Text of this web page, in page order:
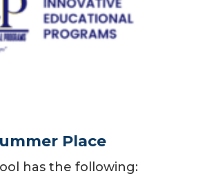
Place
has the following: